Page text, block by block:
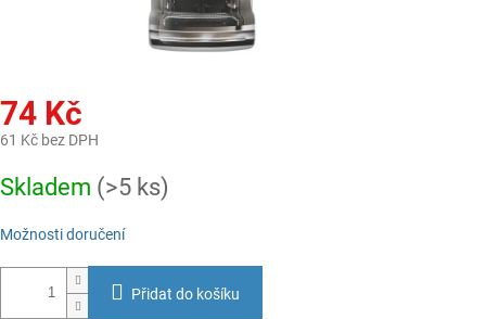
74 Kč
61 Kč bez DPH
cena:
Skladem (>5 ks)
Možnosti doručení
Přidat do košíku